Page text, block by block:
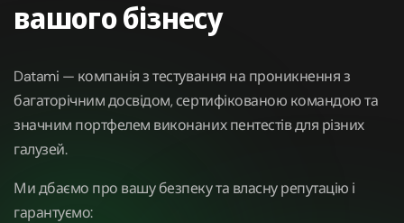
вашого бізнесу
Datami — компанія з тестування на проникнення з
багаторічним досвідом, сертифікованою командою та
значним портфелем виконаних пентестів для різних
галузей.
Ми дбаємо про вашу безпеку та власну репутацію і
гарантуємо: